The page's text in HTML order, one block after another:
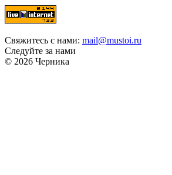
Свяжитесь с нами: mail@mustoi.ru
Следуйте за нами
© 2026 Черника